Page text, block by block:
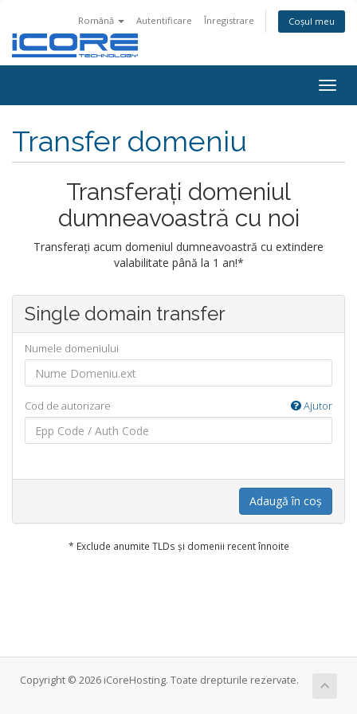
Română Autentificare Înregistrare Coșul meu
Transfer domeniu
Transferați domeniul
dumneavoastră cu noi
Transferați acum domeniul dumneavoastră cu extindere
valabilitate până la 1 an!*
Single domain transfer
Numele domeniului
Cod de autorizare Ajutor
Adaugă în coș
* Exclude anumite TLDs și domenii recent înnoite
Copyright © 2026 iCoreHosting. Toate drepturile rezervate.